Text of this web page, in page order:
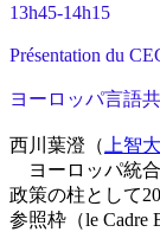
13h45-14h15
Présentation du
ヨーロッパ言語
西川葉澄（ 上智
ヨーロッパ統
政策の柱として
参照枠（le Cadre